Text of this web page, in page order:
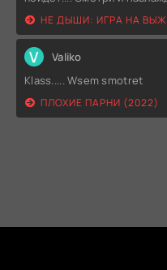
НЕ ДЫШИ: ИГРА НА
V Valiko
Klass..... Wsem smotret
ПЛОХИЕ ПАРНИ (2022)